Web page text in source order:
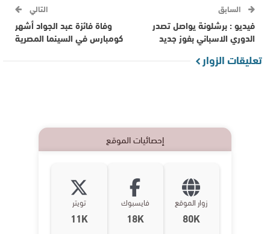
السابق
فيديو : برشلونة يواصل تصدر
الدوري الاسباني بفوز جديد
التالي
وفاة فائزة عبد الجواد أشهر
كومبارس في السينما المصرية
تعليقات الزوار
إحصائيات الموقع
زوار الموقع
80K
فايسبوك
18K
تويتر
11K